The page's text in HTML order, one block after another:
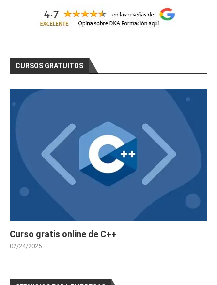
CURSOS GRATUITOS
Curso gratis online de C++
02/24/2025